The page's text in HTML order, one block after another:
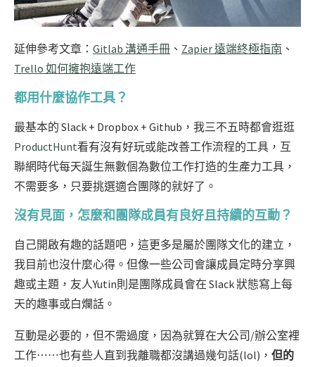
延伸參考文章： Gitlab 溝通手冊 、 Zapier 遠端終極指南 、
Trello 如何擁抱遠端工作
都用什麼協作工具？
最基本的 Slack + Dropbox + Github，我三不五時都會逛逛
ProductHunt看有沒有好玩或能改善工作流程的工具，互
聯網時代每天誕生無數個為數位工作打造的生產力工具，
不需要多，只要挑選適合團隊的就好了。
沒有見面，怎麼和團隊成員有良好且持續的互動？
自己開啟有趣的話題吧，這更多是屬於團隊文化的建立，
我目前也沒什麼心得。但像一些公司會讓成員定時分享興
趣或主題，友人Yutin則是團隊成員會在 Slack 狀態寫上每
天的趣事或白爛話。
互動是必要的，但不需過度，因為就算在大公司/辦公室裡
工作⋯⋯也有些人直到我離職都沒講過幾句話(lol)， 但的